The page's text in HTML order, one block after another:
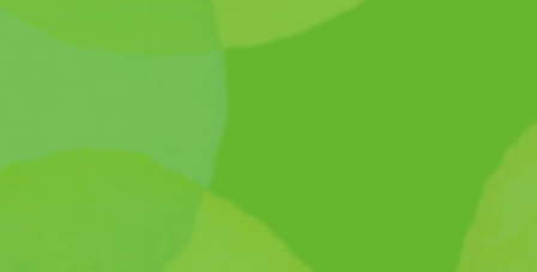
園での過ごしかた
ふたばのブログ
ふたば福祉会